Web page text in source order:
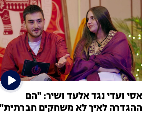
אסי ועדי נגד אלעד ושיר: "הם
ההגדרה לאיך לא משחקים חברתית"